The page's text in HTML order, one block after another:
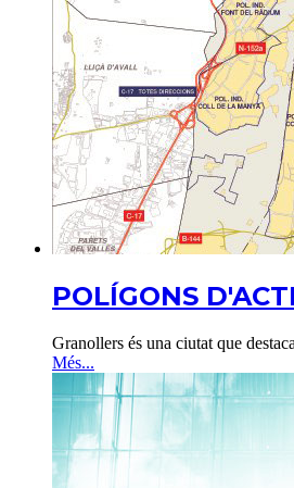
POLÍGONS
Granollers és una ciutat que
Més...